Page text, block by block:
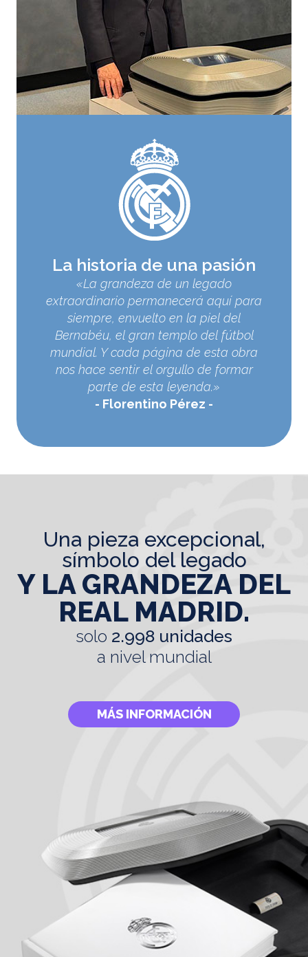
La historia de una pasión
«La grandeza de un legado
extraordinario permanecerá aquí para
siempre, envuelto en la piel del
Bernabéu, el gran templo del fútbol
mundial. Y cada página de esta obra
nos hace sentir el orgullo de formar
parte de esta leyenda.»
Florentino Pérez
una pieza excepcional,
símbolo del legado
Y LA GRANDEZA DEL
REAL MADRID.
solo 2.998 unidades
a nivel mundial
MÁS INFORMACIÓN